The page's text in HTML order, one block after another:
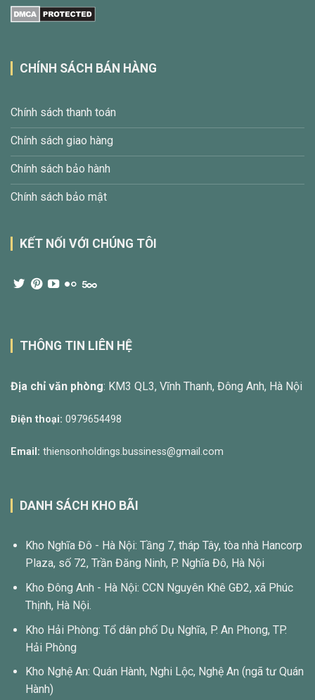
CHÍNH SÁCH BÁN HÀNG
Chính sách thanh toán
Chính sách giao hàng
Chính sách bảo hành
Chính sách bảo mật
KẾT NỐI VỚI CHÚNG TÔI
THÔNG TIN LIÊN HỆ
Địa chỉ văn phòng: KM3 QL3, Vĩnh Thanh, Đông Anh, Hà Nội
Điện thoại: 0979654498
Email: thiensonholdings.bussiness@gmail.com
DANH SÁCH KHO BÃI
Kho Nghĩa Đô - Hà Nội: Tầng 7, tháp Tây, tòa nhà Hancorp
Plaza, số 72, Trần Đăng Ninh, P. Nghĩa Đô, Hà Nội
Kho Đông Anh - Hà Nội: CCN Nguyên Khê GĐ2, xã Phúc
Thịnh, Hà Nội.
Kho Hải Phòng: Tổ dân phố Dụ Nghĩa, P. An Phong, TP.
Hải Phòng
Kho Nghệ An: Quán Hành, Nghi Lộc, Nghệ An (ngã tư Quán
Hành)